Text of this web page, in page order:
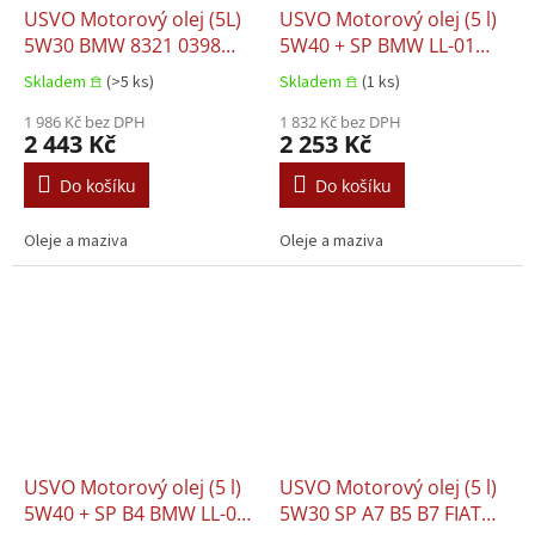
USVO Motorový olej (5L)
5W30 BMW 8321 0398
507 BMW 8321 0398 508
BMW LL-04 CHRYSLER
MS-11106 FIAT 9.55535 S1
MB 000989890110 MB
229.31 MB 229.51 MINI
8321 0398 508 PORSCHE
C30 STEL
Skladem 𖠿 (>5 ks)
1 986 Kč bez DPH
2 443 Kč
Do košíku
Oleje a maziva
USVO Motorový olej (5 l)
5W40 + SP BMW LL-01
CHRYSLER MS-10725
CHRYSLER MS-10850
CHRYSLER MS-12991
CITROEN B71 2296 FIAT
9.55535 Z2 GM LL-B-025
MB 226.5 MB 229.3 MB
229.5 OPEL LL-B-
Skladem 𖠿 (1 ks)
1 832 Kč bez DPH
2 253 Kč
Do košíku
Oleje a maziva
USVO Motorový olej (5 l)
5W40 + SP B4 BMW LL-01
USVO Motorový olej (5 l)
5W30 SP A7 B5 B7 FIAT